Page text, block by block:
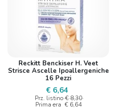
Reckitt Benckiser H. Veet
Strisce Ascelle Ipoallergeniche
16 Pezzi
€ 6,64
Prz. listino € 8,30
Prima era € 6,64